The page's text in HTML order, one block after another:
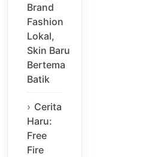
Brand
Fashion
Lokal,
Skin Baru
Bertema
Batik
Cerita
Haru:
Free
Fire